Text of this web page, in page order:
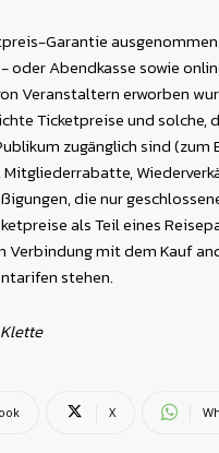
Garantie
oder Abendkasse sowie
Veranstaltern erworben
Ticketpreise und solche,
zugänglich sind
die nur
als Teil eines
Verbindung mit dem Kauf
stehen.
X